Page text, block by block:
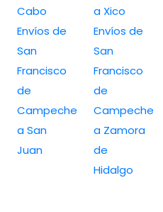
Cabo
Envíos de
San
Francisco
de
Campeche
a San
Juan
a Xico
Envíos de
San
Francisco
de
Campeche
a Zamora
de
Hidalgo